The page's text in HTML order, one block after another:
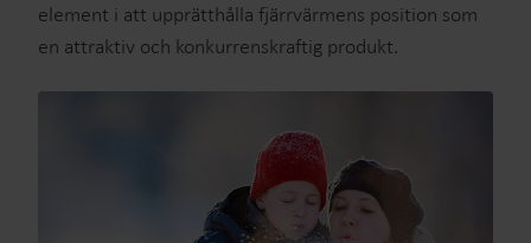
element i att upprätthålla fjärrvärmens position som
en attraktiv och konkurrenskraftig produkt.